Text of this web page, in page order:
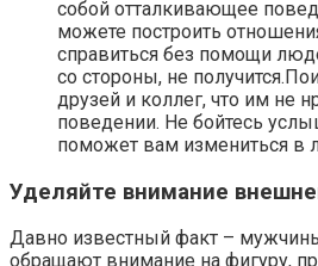
собой отталкивающее
можете построить
справиться без помощи
со стороны, не
друзей и коллег, что им не
поведении. Не бойтесь
поможет вам измениться в
Уделяйте внимание
Давно известный факт –
обращают внимание на фигуру,